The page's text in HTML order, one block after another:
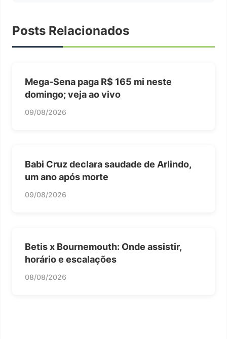
Posts Relacionados
Mega-Sena paga R$ 165 mi neste
domingo; veja ao vivo
09/08/2026
Babi Cruz declara saudade de Arlindo,
um ano após morte
09/08/2026
Betis x Bournemouth: Onde assistir,
horário e escalações
08/08/2026